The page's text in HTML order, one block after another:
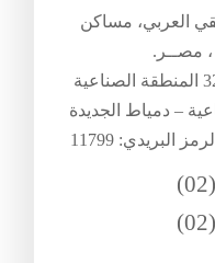
العربي، مساكن
، مصــر.